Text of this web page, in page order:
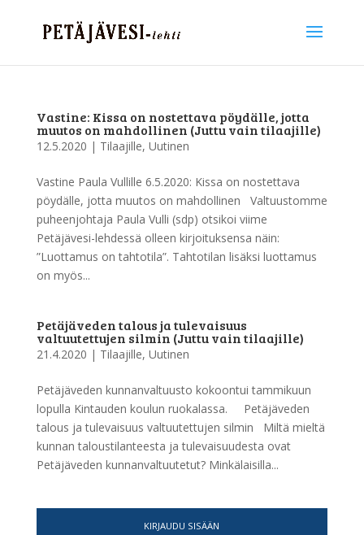
Vastine: Kissa on nostettava pöydälle, jotta
muutos on mahdollinen (Juttu vain tilaajille)
12.5.2020 | Tilaajille, Uutinen
Vastine Paula Vullille 6.5.2020: Kissa on nostettava
pöydälle, jotta muutos on mahdollinen Valtuustomme
puheenjohtaja Paula Vulli (sdp) otsikoi viime
Petäjävesi-lehdessä olleen kirjoituksensa näin:
”Luottamus on tahtotila”. Tahtotilan lisäksi luottamus
on myös...
Petäjäveden talous ja tulevaisuus
valtuutettujen silmin (Juttu vain tilaajille)
21.4.2020 | Tilaajille, Uutinen
Petäjäveden kunnanvaltuusto kokoontui tammikuun
lopulla Kintauden koulun ruokalassa. Petäjäveden
talous ja tulevaisuus valtuutettujen silmin Miltä mieltä
kunnan taloustilanteesta ja tulevaisuudesta ovat
Petäjäveden kunnanvaltuutetut? Minkälaisilla...
KIRJAUDU SISÄÄN